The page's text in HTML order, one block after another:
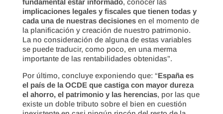
implicaciones legales y fiscales que tienen todas y
cada una de nuestras decisionesen el momento de
la planificación y creación de nuestro patrimonio.
La no consideración de alguna de estas variables
se puede traducir, como poco, en una merma
importante de las rentabilidades obtenidas”.
Por último, concluye exponiendo que: “España es
el país de la OCDE que castiga con mayor dureza
el ahorro, el patrimonio y las herencias, por las que
existe un doble tributo sobre el bien en cuestión